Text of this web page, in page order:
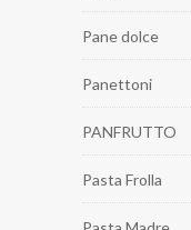
Pane dolce
Panettoni
PANFRUTTO
Pasta Frolla